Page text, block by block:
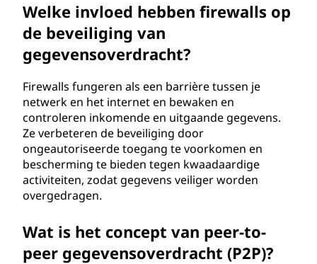
Welke invloed hebben firewalls op
de beveiliging van
gegevensoverdracht?
Firewalls fungeren als een barrière tussen je
netwerk en het internet en bewaken en
controleren inkomende en uitgaande gegevens.
Ze verbeteren de beveiliging door
ongeautoriseerde toegang te voorkomen en
bescherming te bieden tegen kwaadaardige
activiteiten, zodat gegevens veiliger worden
overgedragen.
Wat is het concept van peer-to-
peer gegevensoverdracht (P2P)?